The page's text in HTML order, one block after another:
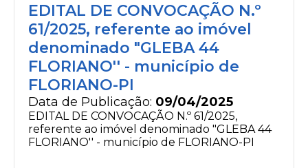
EDITAL DE CONVOCAÇÃO N.º
61/2025, referente ao imóvel
denominado "GLEBA 44
FLORIANO'' - município de
FLORIANO-PI
Data de Publicação: 09/04/2025
EDITAL DE CONVOCAÇÃO N.º 61/2025,
referente ao imóvel denominado "GLEBA 44
FLORIANO'' - município de FLORIANO-PI